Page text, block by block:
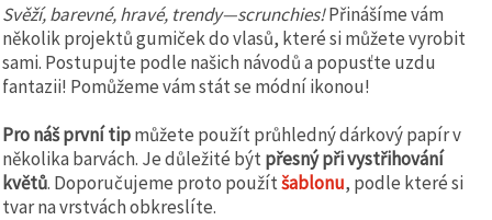
Svěží, barevné, hravé, trendy—scrunchies!Přinášíme vám
několik projektů gumiček do vlasů, které si můžete vyrobit
sami. Postupujte podle našich návodů a popusťte uzdu
fantazii! Pomůžeme vám stát se módní ikonou!
Pro náš první tipmůžete použít průhledný dárkový papír v
několika barvách. Je důležité býtpřesný při vystřihování
květů. Doporučujeme proto použítšablonu, podle které si
tvar na vrstvách obkreslíte.